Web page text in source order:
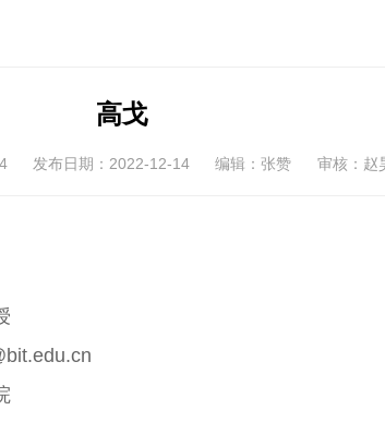
高戈
发布日期：2022-12-14 编辑：张赞 审核：赵